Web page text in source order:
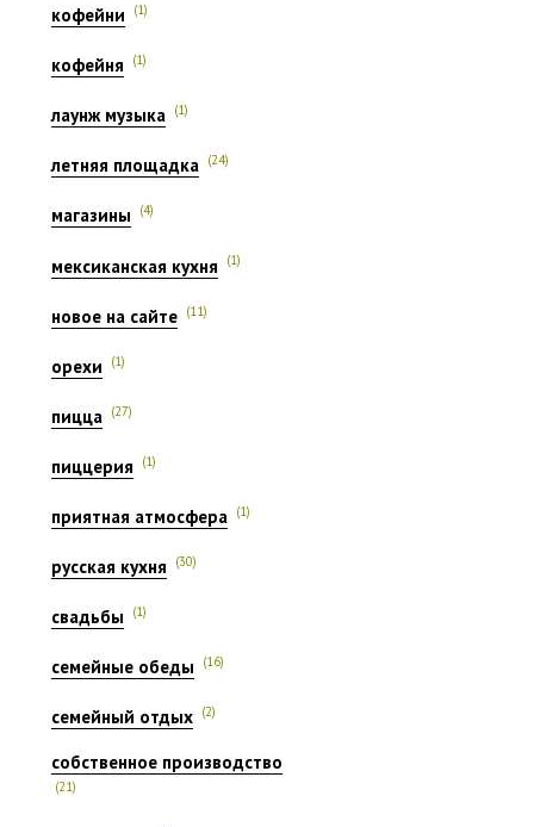
кофейни (1)
кофейня (1)
лаунж музыка (1)
летняя площадка (24)
магазины (4)
мексиканская кухня (1)
новое на сайте (11)
орехи (1)
пицца (27)
пиццерия (1)
приятная атмосфера (1)
русская кухня (30)
свадьбы (1)
семейные обеды (16)
семейный отдых (2)
собственное производство
(21)